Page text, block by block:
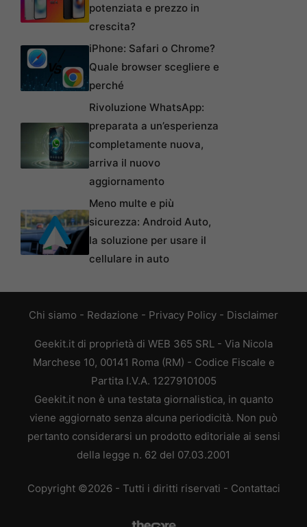
potenziata e prezzo in
crescita?
iPhone: Safari o Chrome?
Quale browser scegliere e
perché
Rivoluzione WhatsApp:
preparata a un’esperienza
completamente nuova,
arriva il nuovo
aggiornamento
Meno multe e più
sicurezza: Android Auto,
la soluzione per usare il
cellulare in auto
Chi siamo - Redazione - Privacy Policy - Disclaimer
Geekit.it di proprietà di WEB 365 SRL - Via Nicola
Marchese 10, 00141 Roma (RM) - Codice Fiscale e
Partita I.V.A. 12279101005
Geekit.it non è una testata giornalistica, in quanto
viene aggiornato senza alcuna periodicità. Non può
pertanto considerarsi un prodotto editoriale ai sensi
della legge n. 62 del 07.03.2001
Copyright ©2026 - Tutti i diritti riservati - Contattaci